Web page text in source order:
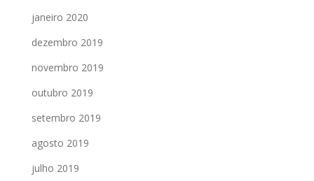
janeiro 2020
dezembro 2019
novembro 2019
outubro 2019
setembro 2019
agosto 2019
julho 2019